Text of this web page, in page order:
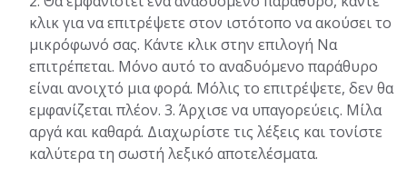
κλικ για να επιτρέψετε στον ιστότοπο να ακούσει το
μικρόφωνό σας. Κάντε κλικ στην επιλογή Να
επιτρέπεται. Μόνο αυτό το αναδυόμενο παράθυρο
είναι ανοιχτό μια φορά. Μόλις το επιτρέψετε, δεν θα
εμφανίζεται πλέον. 3. Άρχισε να υπαγορεύεις. Μίλα
αργά και καθαρά. Διαχωρίστε τις λέξεις και τονίστε
καλύτερα τη σωστή λεξικό αποτελέσματα.